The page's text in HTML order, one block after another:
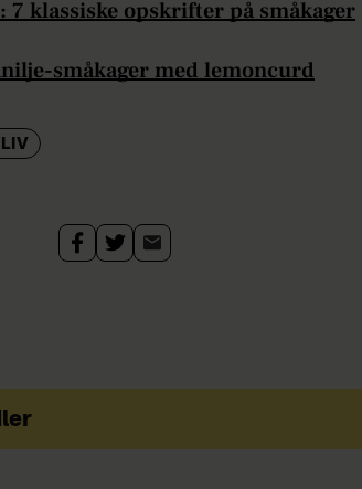
7 klassiske opskrifter på småkager
småkager med lemoncurd